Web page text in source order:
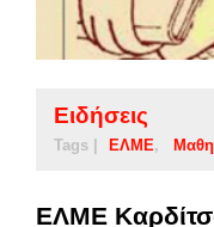
Ειδήσεις
Tags | ΕΛΜΕ
ΕΛΜΕ